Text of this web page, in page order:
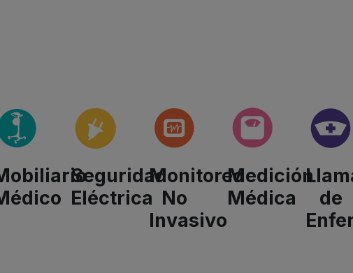
Seguridad
Eléctrica
Monitoreo
No
Invasivo
Medición
Médica
de